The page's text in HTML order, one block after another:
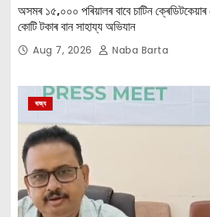
অসমৰ ১৫,০০০ পৰিয়ালৰ বাবে চাটিন ক্ৰেডিটকেয়াৰ
কোটি টকাৰ বান সাহায্য অভিযান
Aug 7, 2026 Naba Barta
ৰাজ্য